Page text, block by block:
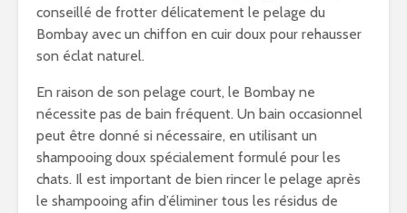
conseillé de frotter délicatement le pelage du
Bombay avec un chiffon en cuir doux pour rehausser
son éclat naturel.
En raison de son pelage court, le Bombay ne
nécessite pas de bain fréquent. Un bain occasionnel
peut être donné si nécessaire, en utilisant un
shampooing doux spécialement formulé pour les
chats. Il est important de bien rincer le pelage après
le shampooing afin d’éliminer tous les résidus de